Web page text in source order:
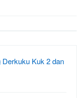
Derkuku Kuk 2 dan